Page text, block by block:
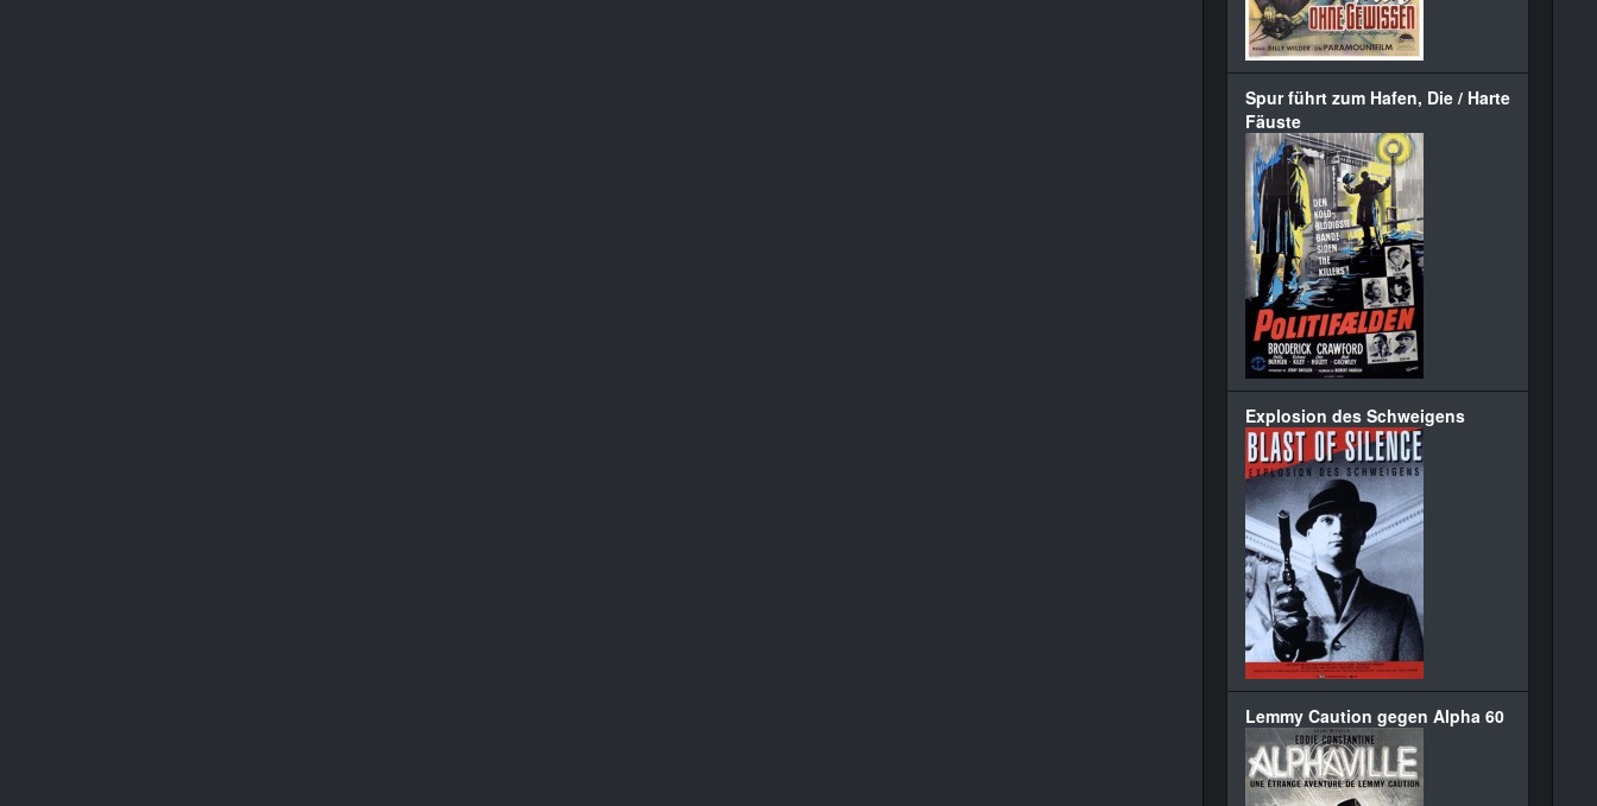
Spur führt zum Hafen, Die / Harte
Fäuste
Explosion des Schweigens
Lemmy Caution gegen Alpha 60